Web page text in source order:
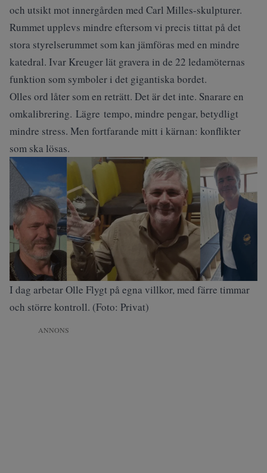
och utsikt mot innergården med Carl Milles-skulpturer.
Rummet upplevs mindre eftersom vi precis tittat på det
stora styrelserummet som kan jämföras med en mindre
katedral. Ivar Kreuger lät gravera in de 22 ledamöternas
funktion som symboler i det gigantiska bordet.
Olles ord låter som en reträtt. Det är det inte. Snarare en
omkalibrering. Lägre tempo, mindre pengar, betydligt
mindre stress. Men fortfarande mitt i kärnan: konflikter
som ska lösas.
I dag arbetar Olle Flygt på egna villkor, med färre timmar
och större kontroll. (Foto: Privat)
ANNONS